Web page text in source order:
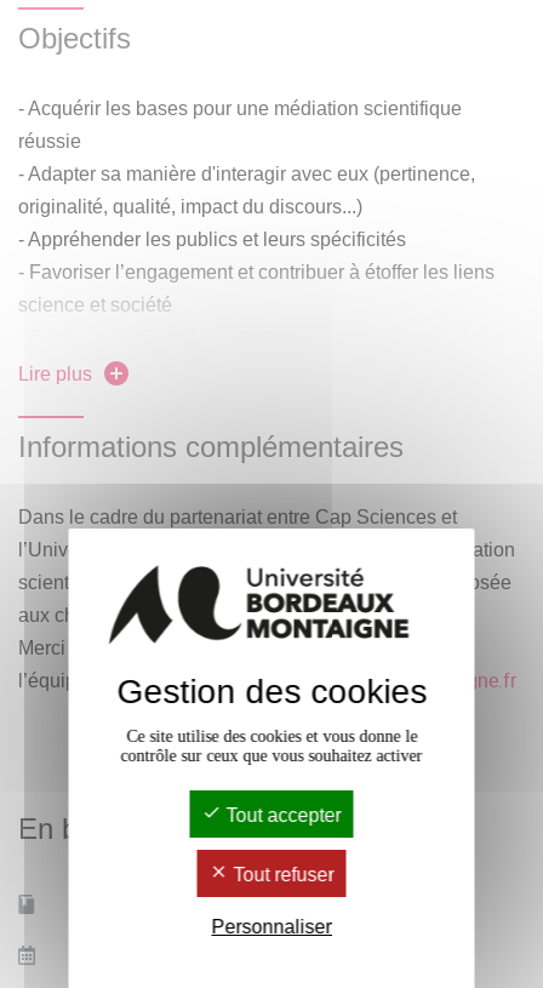
Objectifs
- Acquérir les bases pour une médiation scientifique
réussie
- Adapter sa manière d'interagir avec eux (pertinence,
originalité, qualité, impact du discours...)
- Appréhender les publics et leurs spécificités
- Favoriser l’engagement et contribuer à étoffer les liens
science et société
sur son métier et ses recherches
Lire plus
Informations complémentaires
Dans le cadre du partenariat entre Cap Sciences et
l’Université Bordeaux Montaigne, la formation « Médiation
scientifique - Tout un langage à apprendre » est proposée
aux chercheurs et aux doctorants.
Merci d'argumenter votre inscription Jazz auprès de
l’équipe SAPS : saps-recherche@ u-bordeaux-montaigne.fr
En bref
Gestion des cookies
Ce site utilise des cookies et vous donne le
contrôle sur ceux que vous souhaitez activer
Tout accepter
Tout refuser
Personnaliser